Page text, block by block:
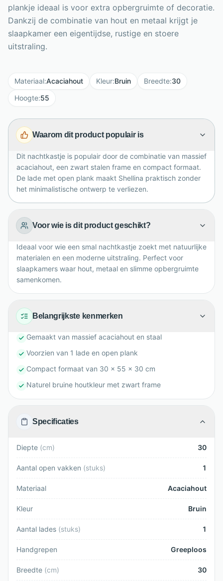
plankje ideaal is voor extra opbergruimte of decoratie.
Dankzij de combinatie van hout en metaal krijgt je
slaapkamer een eigentijdse, rustige en stoere
uitstraling.
Materiaal:Acaciahout Kleur:Bruin Breedte:30
Hoogte:55
Waarom dit product populair is
Dit nachtkastje is populair door de combinatie van massief
acaciahout, een zwart stalen frame en compact formaat.
De lade met open plank maakt Shellina praktisch zonder
het minimalistische ontwerp te verliezen.
Voor wie is dit product geschikt?
Ideaal voor wie een smal nachtkastje zoekt met natuurlijke
materialen en een moderne uitstraling. Perfect voor
slaapkamers waar hout, metaal en slimme opbergruimte
samenkomen.
Belangrijkste kenmerken
Gemaakt van massief acaciahout en staal
Voorzien van 1 lade en open plank
Compact formaat van 30 x 55 x 30 cm
Naturel bruine houtkleur met zwart frame
Specificaties
Diepte (cm) 30
Aantal open vakken (stuks) 1
Materiaal Acaciahout
Kleur Bruin
Aantal lades (stuks) 1
Handgrepen Greeploos
Breedte (cm) 30